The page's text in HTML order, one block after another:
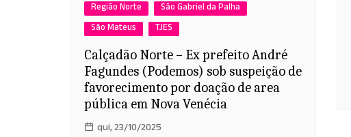
Região Norte
São Gabriel da Palha
São Mateus
TJES
Calçadão Norte – Ex prefeito André
Fagundes (Podemos) sob suspeição de
favorecimento por doação de area
pública em Nova Venécia
qui, 23/10/2025